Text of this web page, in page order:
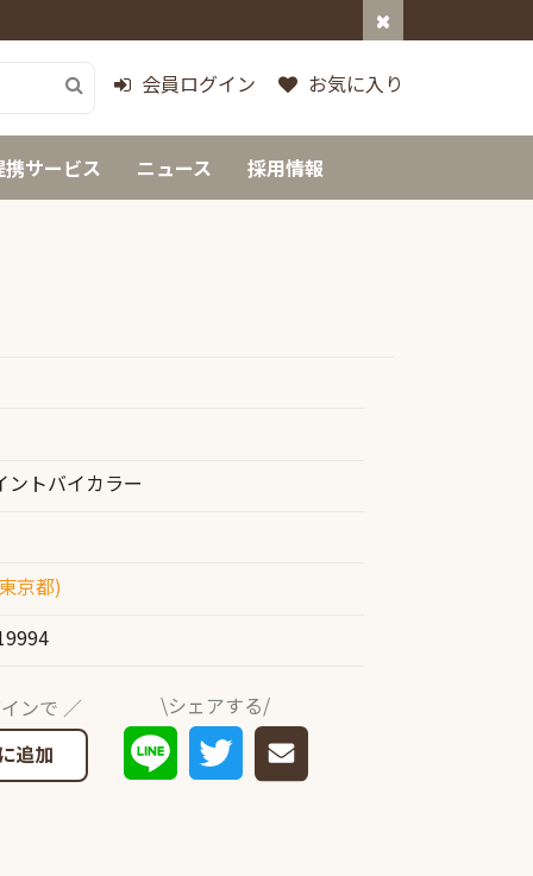
会員ログイン お気に入り
携サービス ニュース 採用情報
ントバイカラー
京都)
ンで ／
追加
\シェアする/